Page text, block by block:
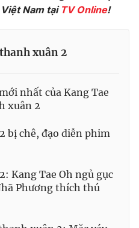
Việt Nam
điện tử số 483/GP-BTTTT
Hạnh, Phạm Quốc Thắng,
Nam tại TV Online!
xuân 2
nhất của Kang Tae
xuân 2
bị chê, đạo diễn phim
Kang Tae Oh ngủ gục
Phương thích thú